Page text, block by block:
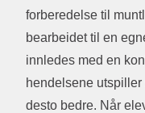
forberedelse til
bearbeidet til en
innledes med en
hendelsene
desto bedre. Når